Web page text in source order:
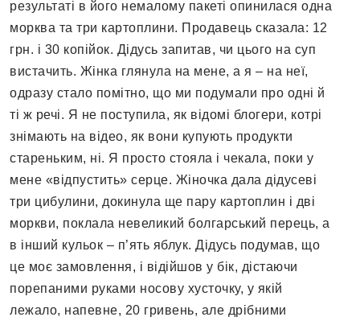
результаті в його немалому пакеті опинилася одна
морква та три картоплини. Продавець сказала: 12
грн. і 30 копійок. Дідусь запитав, чи цього на суп
вистачить. Жінка глянула на мене, а я – на неї,
одразу стало помітно, що ми подумали про одні й
ті ж речі. Я не поступила, як відомі блогери, котрі
знімають на відео, як вони купують продукти
стареньким, ні. Я просто стояла і чекала, поки у
мене «відпустить» серце. Жіночка дала дідусеві
три цибулини, докинула ще пару картоплин і дві
моркви, поклала невеликий болгарський перець, а
в інший кульок – п’ять яблук. Дідусь подумав, що
це моє замовлення, і відійшов у бік, дістаючи
порепаними руками носову хусточку, у якій
лежало, напевне, 20 гривень, але дрібними